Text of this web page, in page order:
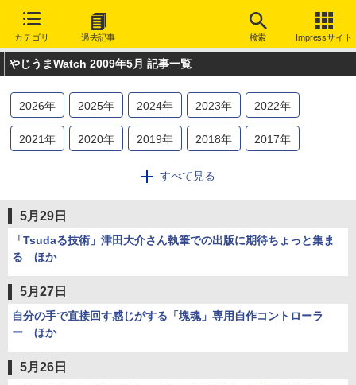
カテゴリ 過去記事 検索 Impressサイト
やじうまWatch 2009年5月 記事一覧
2026年 2025年 2024年 2023年 2022年
2021年 2020年 2019年 2018年 2017年
2014年 2013
2006年 2005年 2004年 2003年
すべて見る
5月29日
「Tsudaる技術」津田大介さん執筆での出版に期待ちょっと集ま
る ほか
5月27日
自分の手で直接回す感じがする「塊魂」専用自作コントローラ
ー ほか
5月26日